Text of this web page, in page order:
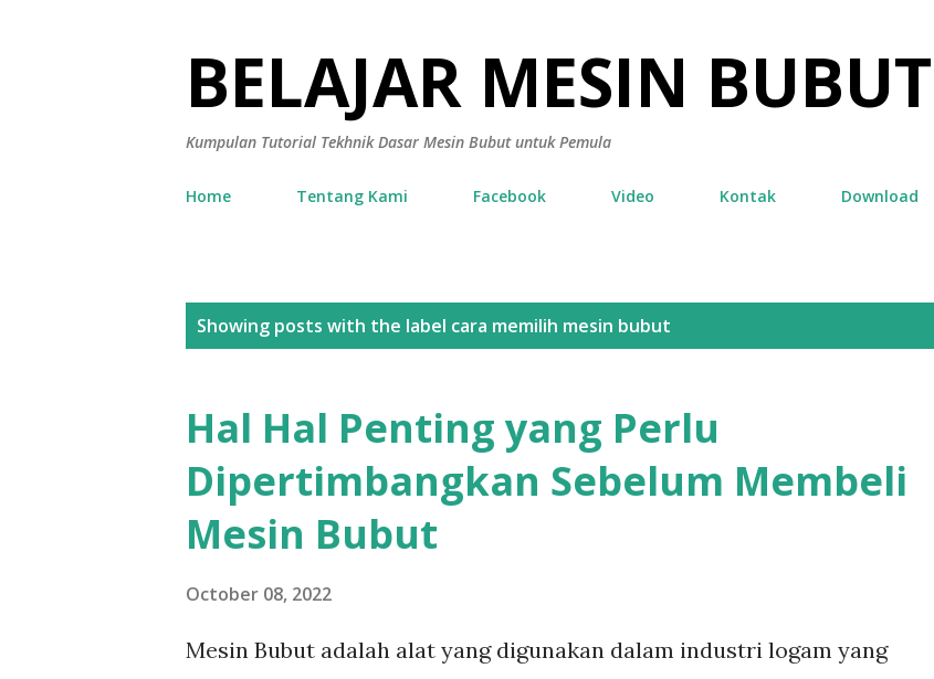
BELAJAR MESIN BUBUT
Kumpulan Tutorial Tekhnik Dasar Mesin Bubut untuk Pemula
Home Tentang Kami Facebook Video Kontak Download
Showing posts with the label cara memilih mesin bubut
Hal Hal Penting yang Perlu
Dipertimbangkan Sebelum Membeli
Mesin Bubut
October 08, 2022
Mesin Bubut adalah alat yang digunakan dalam industri logam yang